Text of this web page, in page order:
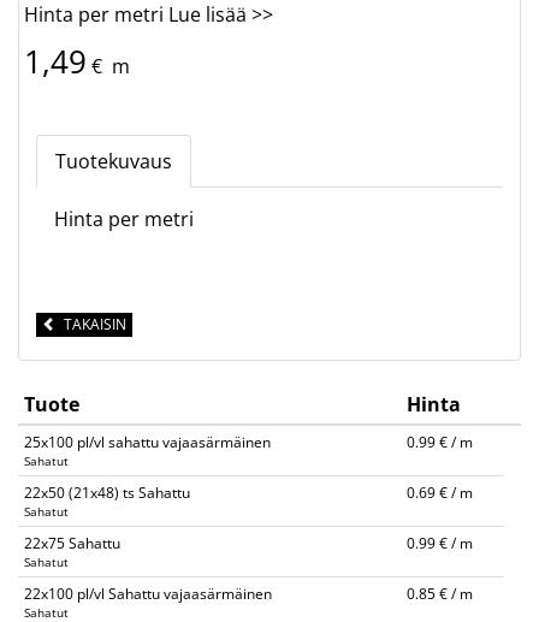
Hinta per metri Lue lisää >>
1,49 € m
Tuotekuvaus
Hinta per metri
TAKAISIN
Tuote Hinta
25x100 pl/vl sahattu vajaasärmäinen
Sahatut
0.99 € / m
22x50 (21x48) ts Sahattu
Sahatut
0.69 € / m
22x75 Sahattu
Sahatut
0.99 € / m
22x100 pl/vl Sahattu vajaasärmäinen
Sahatut
0.85 € / m